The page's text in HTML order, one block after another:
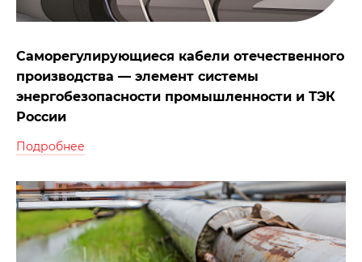
Саморегулирующиеся кабели отечественного
производства — элемент системы
энергобезопасности промышленности и ТЭК
России
Подробнее